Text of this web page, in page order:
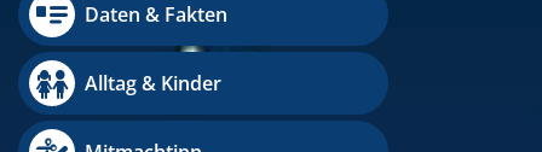
Daten & Fakten
Alltag & Kinder